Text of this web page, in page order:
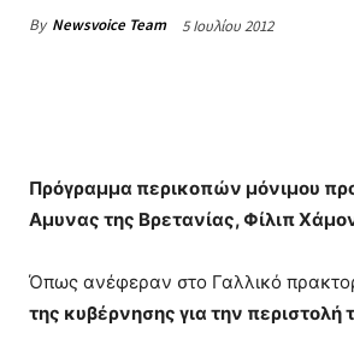
By Newsvoice Team 5 Ιουλίου 2012
Πρόγραμμα περικοπών μόνιμου
Αμυνας της Βρετανίας, Φίλιπ
Όπως ανέφεραν στο Γαλλικό
της κυβέρνησης για την